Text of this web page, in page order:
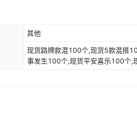
其他
现货路牌款混100个,现货5款混搭
事发生100个,现货平安喜乐100个,